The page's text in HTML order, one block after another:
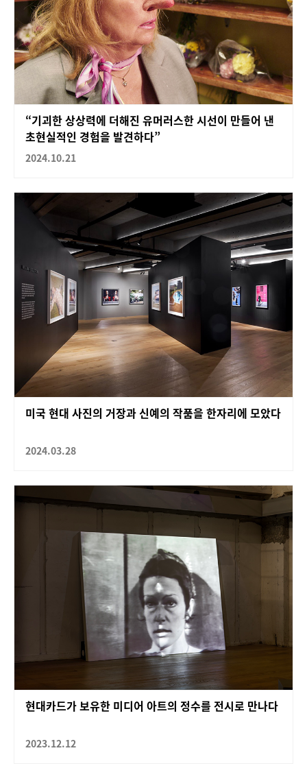
“기괴한 상상력에 더해진 유머러스한 시선이 만들어 낸
초현실적인 경험을 발견하다”
2024.10.21
미국 현대 사진의 거장과 신예의 작품을 한자리에 모았다
2024.03.28
현대카드가 보유한 미디어 아트의 정수를 전시로 만나다
2023.12.12